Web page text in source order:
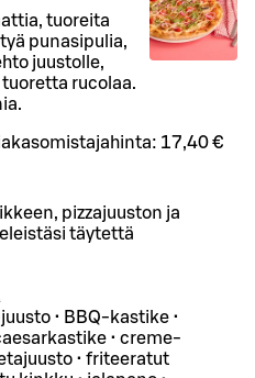
tuoreita
punasipulia,
juustolle,
rucolaa.
17,40 €
pizzajuuston ja
täytettä
• BBQ-kastike •
• creme-
• friteeratut